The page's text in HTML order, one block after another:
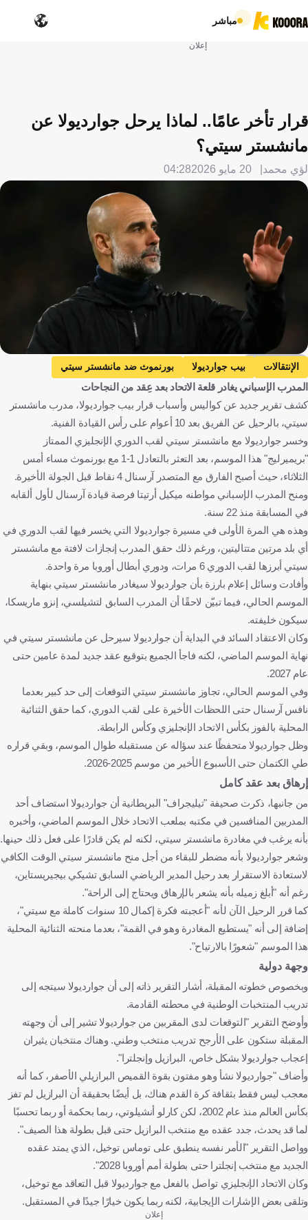
مباشر
إعلان
قرار تأخر عامًا.. لماذا يرحل جوارديولا عن
مانشستر سيتي؟
لؤي محمد 20 مايو 2026 04:28
Getty Images
الإنتقالات بيب جوارديولا
بورنموث ضد مانشستر سيتي
بورنموث
مانشستر سيتي
الدوري الإنجليزي الممتاز
إسبانيا
إنجلترا كرة قدم
المدرب الإسباني يغادر قلعة الاتحاد بعد عِقد من النجاحات
كشف تقرير جديد عن كواليس وأسباب قرار بيب جوارديولا، مدرب مانشستر
سيتي، بالرحيل عن الفريق بعد 10 أعوام على رأس القيادة الفنية.
وخسر جوارديولا مع مانشستر سيتي لقب الدوري الإنجليزي الممتاز
"بريميرليج" هذا الموسم، بعد التعثر بالتعادل 1-1 مع بورنموث مساء أمس
الثلاثاء، حيث أصبح الفارق مع المتصدر آرسنال 4 نقاط قبل الجولة الأخيرة.
ومنح المدرب الإسباني مواطنه ميكيل أرتيتا فرصة قيادة آرسنال لأول ألقابه
في المسابقة منذ 22 سنة.
وهذه هي المرة الأولى في مسيرة جوارديولا التي يخسر فيها لقب الدوري في
أي بلد مرتين متتاليتين، ورغم ذلك حقق المدرب إنجازات لافتة مع مانشستر
سيتي أبرزها لقب الدوري 6 مرات، ودوري أبطال أوروبا مرة واحدة.
وأفادت وسائل إعلام بارزة بأن جوارديولا سيغادر مانشستر سيتي بنهاية
الموسم الحالي، فيما تبيّن لاحقًا أن المدرب السابق لتشيلسي، إنزو ماريسكا،
سيكون خليفته.
وكان الاعتقاد السائد في البداية أن جوارديولا سيرحل عن مانشستر سيتي في
نهاية الموسم الماضي، لكنه فاجأ الجميع بتوقيع عقد جديد لمدة عامين حتى
عام 2027.
وفي الموسم الحالي، تجاوز مانشستر سيتي التوقعات إلى حد كبير بعدما
نافس آرسنال حتى اللحظات الأخيرة على لقب الدوري، كما حقق الثنائية
المحلية بالفوز بكأس الاتحاد الإنجليزي وكأس الرابطة.
وظل جوارديولا متحفظًا عند سؤاله عن مستقبله طوال الموسم، وبقي قراره
طي الكتمان حتى الأسبوع الأخير من موسم 2025-2026.
إرهاق بعد عقد كامل
من جانبها، ذكرت صحيفة "تيليجراف" البريطانية أن جوارديولا استضاف أحد
المدربين المنافسين في مكتبه بملعب الاتحاد خلال الموسم الماضي، وأخبره
بأنه يرغب في مغادرة مانشستر سيتي، لكنه لم يكن قادرًا على فعل ذلك حينها.
وشعر جوارديولا بأنه مضطر للبقاء من أجل منح مانشستر سيتي الوقت الكافي
لاستعادة الاستقرار بعد رحيل المدير الرياضي السابق تشيكي بيجيريستاين،
رغم أنه "أبلغ زميله بأنه يشعر بالإرهاق ويحتاج إلى الراحة".
كما قرر الرحيل الآن لأنه "أعجبته فكرة إكمال 10 سنوات كاملة مع سيتي"،
إضافة إلى أنه "يستطيع المغادرة وهو في القمة"، بعدما منحته الثنائية المحلية
هذا الموسم "شعورًا بالارتياح".
وجهة دولية
وبخصوص خطوته المقبلة، أشار التقرير ذاته إلى أن جوارديولا سيتجه إلى
تدريب المنتخبات الوطنية في محطته القادمة.
وأوضح التقرير "التوقعات لدى المقربين من جوارديولا تشير إلى أن وجهته
المقبلة ستكون على الأرجح تدريب منتخب وطني. وهناك منتخبان يثيران
إعجاب جوارديولا بشكل خاص، البرازيل وإنجلترا".
وأضاف "جوارديولا نشأ وهو مفتون بقوة القميص البرازيلي الأصفر، كما أنه
معجب ليس فقط بثقافة كرة القدم هناك، بل أيضًا بحقيقة أن البرازيل لم تفز
بكأس العالم منذ عام 2002، لكن كارلو أنشيلوتي، ربما بحكمة أو ربما تحسبًا
لما قد يحدث، جدد عقده مع منتخب البرازيل حتى قبل بطولة هذا الصيف".
وواصل التقرير "الأمر نفسه ينطبق على توماس توخيل، الذي يمتد عقده
الجديد مع منتخب إنجلترا حتى بطولة أمم أوروبا 2028".
وكان الاتحاد الإنجليزي تواصل بالفعل مع جوارديولا قبل التعاقد مع توخيل،
وتلقى بعض الإشارات الإيجابية، لكنه ربما يكون خيارًا جيدًا في المستقبل.
إعلان